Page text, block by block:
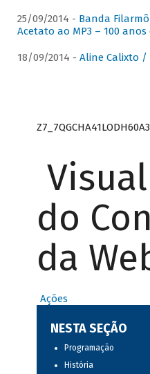
25/09/2014 - Banda
Acetato ao MP3 – 100
18/09/2014 - Aline Calixto /
do
da
Ações
NESTA SEÇÃO
Programação
História